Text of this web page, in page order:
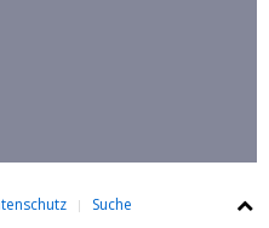
Suche